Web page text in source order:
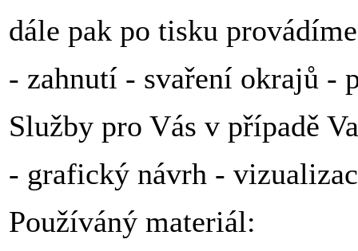
dále pak po tisku
- zahnutí - svaření okrajů -
Služby pro Vás v případě
- grafický návrh -
Používáný materiál: